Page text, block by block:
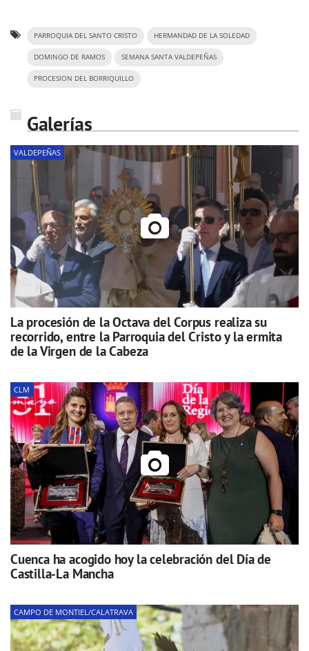
PARROQUIA DEL SANTO CRISTO HERMANDAD DE LA SOLEDAD
DOMINGO DE RAMOS SEMANA SANTA VALDEPEÑAS
PROCESION DEL BORRIQUILLO
Galerías
VALDEPEÑAS
La procesión de la Octava del Corpus realiza su
recorrido, entre la Parroquia del Cristo y la ermita
de la Virgen de la Cabeza
CLM
Cuenca ha acogido hoy la celebración del Día de
Castilla-La Mancha
CAMPO DE MONTIEL/CALATRAVA